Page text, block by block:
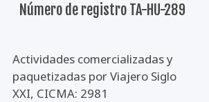
Número de registro TA-HU-289
Actividades comercializadas y
paquetizadas por Viajero Siglo
XXI, CICMA: 2981